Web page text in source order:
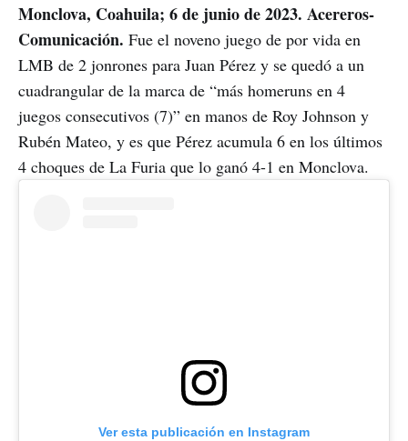
Monclova, Coahuila; 6 de junio de 2023. Acereros-
Comunicación. Fue el noveno juego de por vida en
LMB de 2 jonrones para Juan Pérez y se quedó a un
cuadrangular de la marca de “más homeruns en 4
juegos consecutivos (7)” en manos de Roy Johnson y
Rubén Mateo, y es que Pérez acumula 6 en los últimos
4 choques de La Furia que lo ganó 4-1 en Monclova.
Ver esta publicación en Instagram